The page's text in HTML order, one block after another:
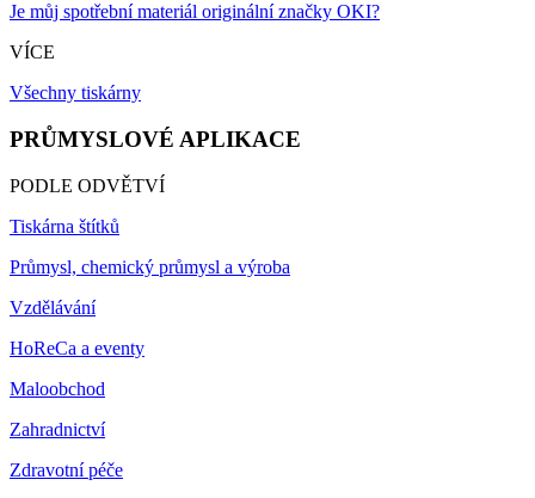
Je můj spotřební materiál originální značky OKI?
VÍCE
Všechny tiskárny
PRŮMYSLOVÉ APLIKACE
PODLE ODVĚTVÍ
Tiskárna štítků
Průmysl, chemický průmysl a výroba
Vzdělávání
HoReCa a eventy
Maloobchod
Zahradnictví
Zdravotní péče